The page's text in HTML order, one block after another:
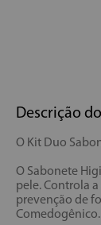
Descrição
O Kit Duo
O Sabonete
pele. Controla
prevenção de